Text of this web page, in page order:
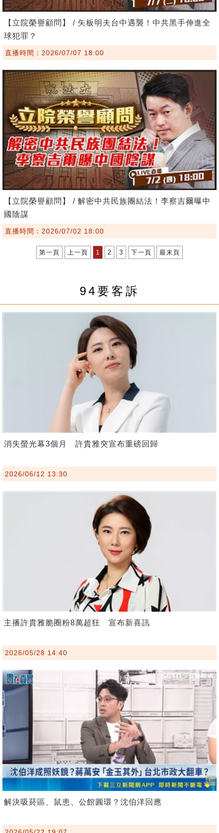
【立院榮譽顧問】 / 矢板明夫台中遇襲！中共黑手伸進全
球犯罪？
直播時間：2026/07/07 18:00
【立院榮譽顧問】 / 解密中共民族團結法！李察吉爾曝中
國陰謀
直播時間：2026/07/02 18:00
第一頁 上一頁 1 2 3 下一頁 最末頁
94要客訴
消失螢光幕3個月 許貴雅突宣布重磅回歸
2026/06/12 13:30
主播許貴雅脆圈粉8萬超狂 宣布新喜訊
2026/05/28 14:40
解決吸菸區、鼠患、公館圓環？沈伯洋回應